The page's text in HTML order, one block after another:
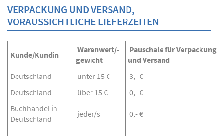
VERPACKUNG UND VERSAND,
VORAUSSICHTLICHE LIEFERZEITEN
Kunde/Kundin
Warenwert/-
gewicht
Pauschale für Verpackung
und Versand
Deutschland
unter 15 €
3,- €
Deutschland
über 15 €
0,- €
Buchhandel in
Deutschland
jeder/s 0,- €